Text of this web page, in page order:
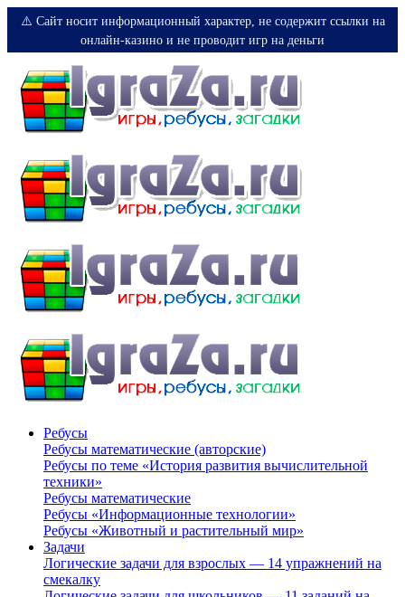
⚠️ Сайт носит информационный характер, не содержит ссылки на
онлайн-казино и не проводит игр на деньги
Ребусы
Ребусы математические (авторские)
Ребусы по теме «История развития вычислительной
техники»
Ребусы математические
Ребусы «Информационные технологии»
Ребусы «Животный и растительный мир»
Задачи
Логические задачи для взрослых — 14 упражнений на
смекалку